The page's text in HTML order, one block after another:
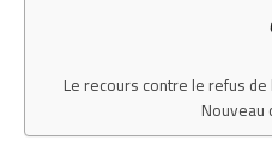
Le recours contre le refus
Nouveau